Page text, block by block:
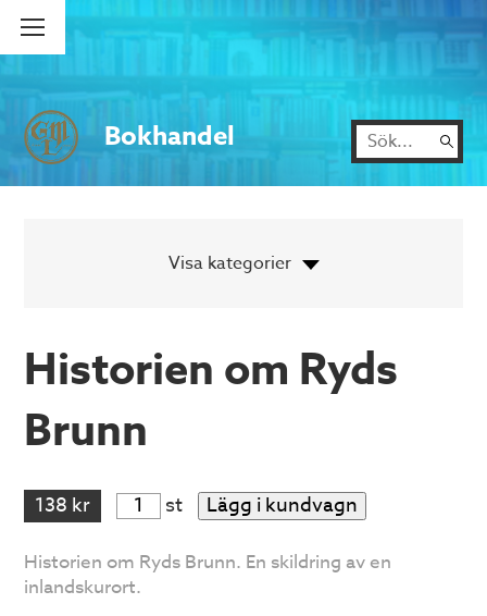
Bokhandel
Historien om Ryds
Brunn
138 kr st Lägg i kundvagn
Historien om Ryds Brunn. En skildring av en
inlandskurort.